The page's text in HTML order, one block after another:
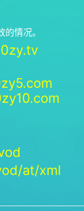
情况。
at/xml